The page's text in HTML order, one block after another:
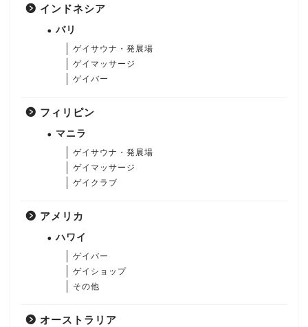
インドネシア
バリ
ゲイサウナ・発展場
ゲイマッサージ
ゲイバー
フィリピン
マニラ
ゲイサウナ・発展場
ゲイマッサージ
ゲイクラブ
アメリカ
ハワイ
ゲイバー
ゲイショップ
その他
オーストラリア